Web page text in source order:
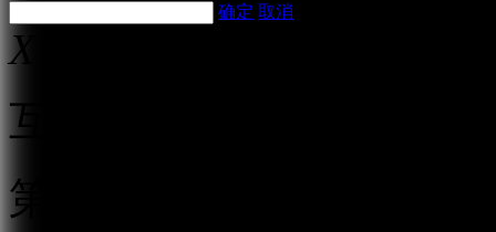
确定 取消
X
互联网跟帖评论服务管理
第一条 为规范互联网跟